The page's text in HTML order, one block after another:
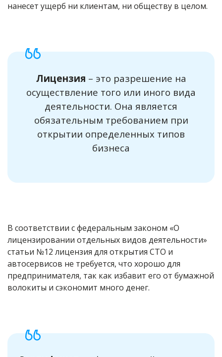
нанесет ущерб ни клиентам, ни обществу в целом.
Лицензия – это разрешение на
осуществление того или иного вида
деятельности. Она является
обязательным требованием при
открытии определенных типов
бизнеса
В соответствии с федеральным законом «О
лицензировании отдельных видов деятельности»
статьи №12 лицензия для открытия СТО и
автосервисов не требуется, что хорошо для
предпринимателя, так как избавит его от бумажной
волокиты и сэкономит много денег.